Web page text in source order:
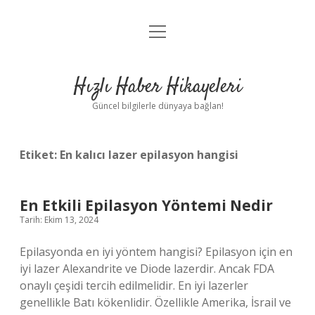
Anasayfa
Yasal Uyarı
menüyü
Hızlı Haber Hikayeleri
Güncel bilgilerle dünyaya bağlan!
Etiket: En kalıcı lazer epilasyon hangisi
En Etkili Epilasyon Yöntemi Nedir
Tarih: Ekim 13, 2024
Epilasyonda en iyi yöntem hangisi? Epilasyon için en
iyi lazer Alexandrite ve Diode lazerdir. Ancak FDA
onaylı çeşidi tercih edilmelidir. En iyi lazerler
genellikle Batı kökenlidir. Özellikle Amerika, İsrail ve